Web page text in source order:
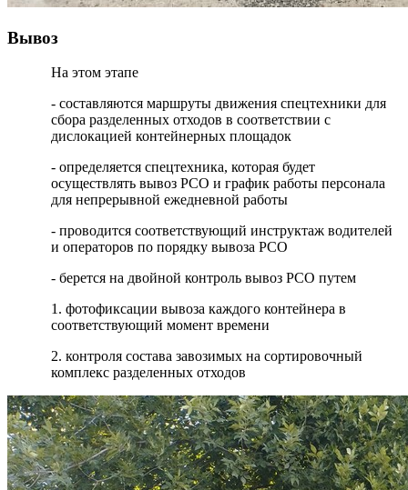
Вывоз
На этом этапе
- составляются маршруты движения спецтехники для
сбора разделенных отходов в соответствии с
дислокацией контейнерных площадок
- определяется спецтехника, которая будет
осуществлять вывоз РСО и график работы персонала
для непрерывной ежедневной работы
- проводится соответствующий инструктаж водителей
и операторов по порядку вывоза РСО
- берется на двойной контроль вывоз РСО путем
1. фотофиксации вывоза каждого контейнера в
соответствующий момент времени
2. контроля состава завозимых на сортировочный
комплекс разделенных отходов